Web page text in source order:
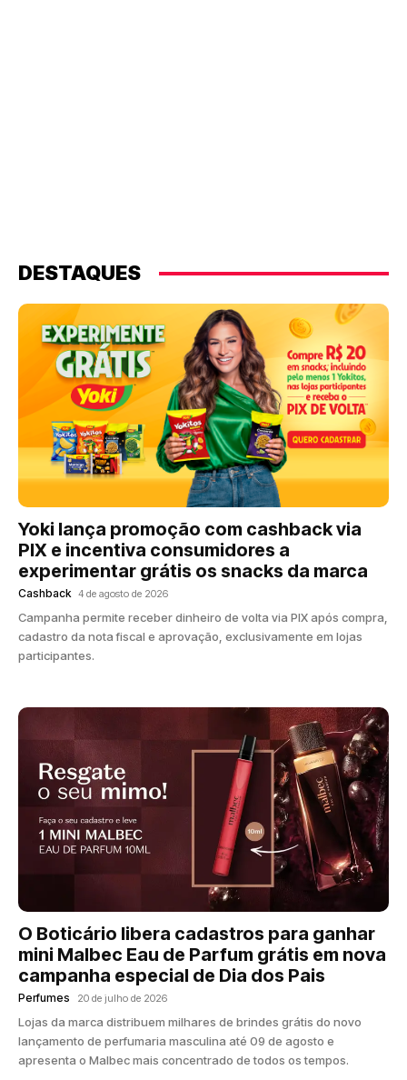
DESTAQUES
Yoki lança promoção com cashback via
PIX e incentiva consumidores a
experimentar grátis os snacks da marca
Cashback 4 de agosto de 2026
Campanha permite receber dinheiro de volta via PIX após compra,
cadastro da nota fiscal e aprovação, exclusivamente em lojas
participantes.
O Boticário libera cadastros para ganhar
mini Malbec Eau de Parfum grátis em nova
campanha especial de Dia dos Pais
Perfumes 20 de julho de 2026
Lojas da marca distribuem milhares de brindes grátis do novo
lançamento de perfumaria masculina até 09 de agosto e
apresenta o Malbec mais concentrado de todos os tempos.